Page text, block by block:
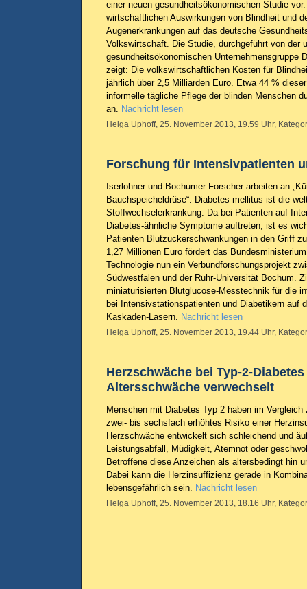
einer neuen gesundheitsökonomischen Studie
wirtschaftlichen Auswirkungen von Blindheit und
Augenerkrankungen auf das deutsche
Volkswirtschaft. Die Studie, durchgeführt von der
gesundheitsökonomischen Unternehmensgruppe
zeigt: Die volkswirtschaftlichen Kosten für
jährlich über 2,5 Milliarden Euro. Etwa 44 %
informelle tägliche Pflege der blinden Menschen
an. Nachricht lesen
Helga Uphoff, 25. November 2013, 19.59 Uhr,
Forschung für Intensivpatienten
Iserlohner und Bochumer Forscher arbeiten an
Bauchspeicheldrüse“: Diabetes mellitus ist die
Stoffwechselerkrankung. Da bei Patienten auf
Diabetes-ähnliche Symptome auftreten, ist es
Patienten Blutzuckerschwankungen in den Griff
1,27 Millionen Euro fördert das
Technologie nun ein Verbundforschungsprojekt
Südwestfalen und der Ruhr-Universität Bochum.
miniaturisierten Blutglucose-Messtechnik für die
bei Intensivstationspatienten und Diabetikern auf
Kaskaden-Lasern. Nachricht lesen
Helga Uphoff, 25. November 2013, 19.44 Uhr,
Herzschwäche bei Typ-2-
Altersschwäche verwechselt
Menschen mit Diabetes Typ 2 haben im
zwei- bis sechsfach erhöhtes Risiko einer
Herzschwäche entwickelt sich schleichend und
Leistungsabfall, Müdigkeit, Atemnot oder
Betroffene diese Anzeichen als altersbedingt hin
Dabei kann die Herzinsuffizienz gerade in
lebensgefährlich sein. Nachricht lesen
Helga Uphoff, 25. November 2013, 18.16 Uhr,